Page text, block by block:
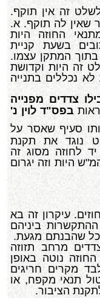
זה אין תוקף.
שאין לה תוקף. א.
החוזה היות
בשעת קניית
המתקן עצמו.
זה היות וקדושת
לא נכללים בתנייה
צדדים מפנייה
בפס"ד לוין נ'
סעיף שאסר על
נוגד את תקנת
לחוזה מסוג זה
היות וזה יגרום
עיקרון זה בא
ביניהם
שהבנתם מגעת.
מרחב תזוזה
נוטה באופן
מקרים חריגים
תנאי מקפח, או
הציבור.